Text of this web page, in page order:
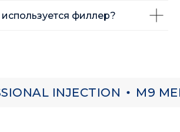
филлер?
INJECTION M9